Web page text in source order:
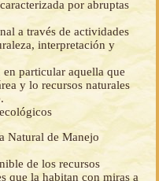
por abruptas
a través de actividades
interpretación y
particular aquella que
y lo recursos naturales
Natural de Manejo
de los recursos
que la habitan con miras a